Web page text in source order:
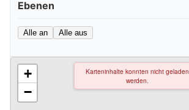
Ebenen
Alle an Alle aus
+
−
Karteninhalte konnten nicht geladen
werden.